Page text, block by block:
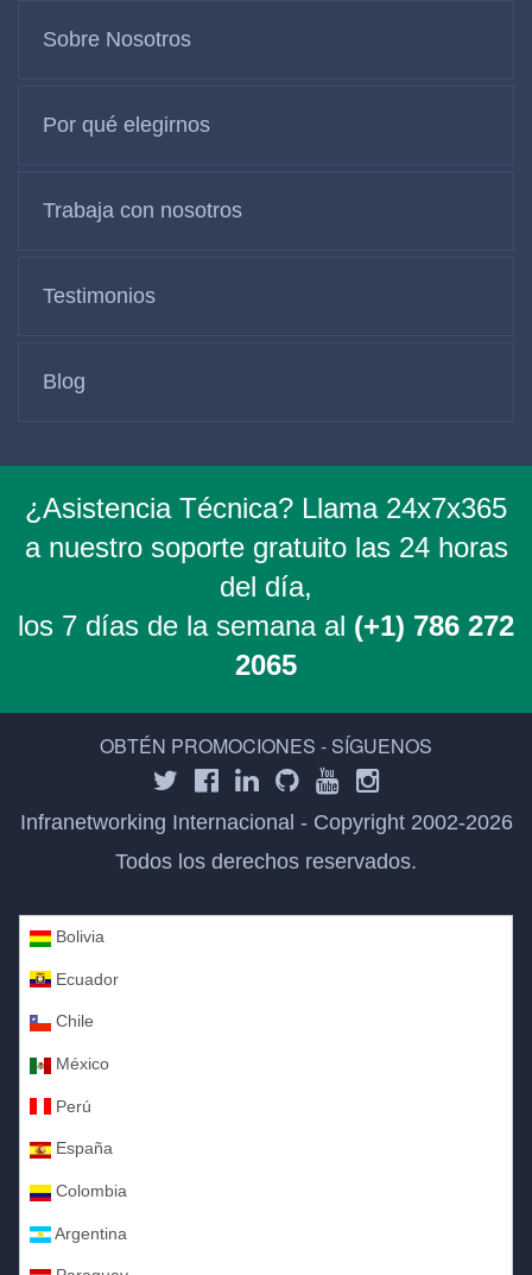
Sobre Nosotros
Por qué elegirnos
Trabaja con nosotros
Testimonios
Blog
¿Asistencia Técnica? Llama 24x7x365
a nuestro soporte gratuito las 24 horas
del día,
los 7 días de la semana al (+1) 786 272
2065
OBTÉN PROMOCIONES - SÍGUENOS
Infranetworking Internacional - Copyright 2002-2026
Todos los derechos reservados.
Bolivia
Ecuador
Chile
México
Perú
España
Colombia
Argentina